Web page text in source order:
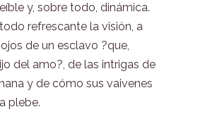
y, sobre todo, dinámica.
refrescante la visión, a
de un esclavo ?que,
del amo?, de las intrigas de
y de cómo sus vaivenes
plebe.